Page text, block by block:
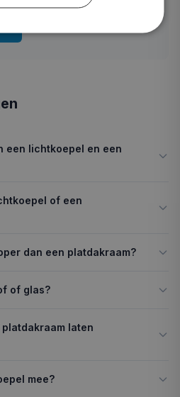
een lichtkoepel en een
of een
dan een platdakraam?
of glas?
laten
mee?